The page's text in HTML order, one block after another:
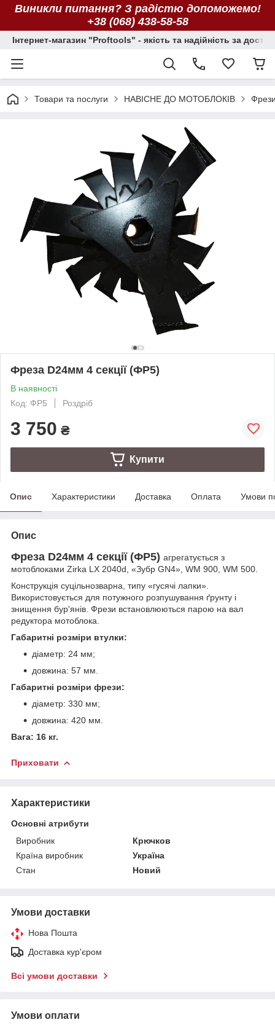
Виникли питання? З радістю допоможемо!
+38 (068) 438-58-58
Інтернет-магазин "Proftools" - якість та надійність за
Товари та послуги НАВІСНЕ ДО МОТОБЛОКІВ
Фреза D24мм 4 секції (ФР5)
В наявності
Код: ФР5
Роздріб
3 750 ₴
Купити
Опис Характеристики Доставка Оплата Умови
Опис
Фреза D24мм 4 секції (ФР5) агрегатується з
мотоблоками Zirka LX 2040d, «Зубр GN4», WM 900, WM 500.
Конструкція суцільнозварна, типу «гусячі лапки».
Використовується для потужного розпушування ґрунту і
знищення бур'янів. Фрези встановлюються парою на вал
редуктора мотоблока.
Габаритні розміри втулки:
діаметр: 24 мм;
довжина: 57 мм.
Габаритні розміри фрези:
діаметр: 330 мм;
довжина: 420 мм.
Вага: 16 кг.
Приховати
Характеристики
Основні атрибути
Виробник
Крючков
Країна виробник
Україна
Стан
Новий
Умови доставки
Нова Пошта
Доставка кур'єром
Всі умови доставки
Умови оплати